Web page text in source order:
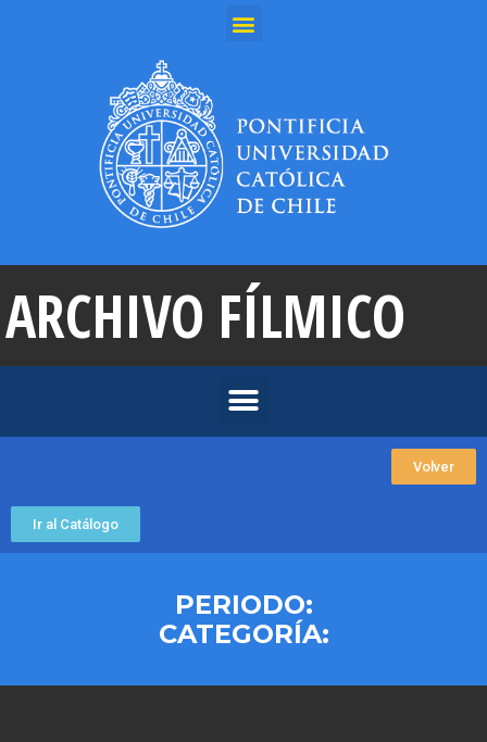
ARCHIVO FÍLMICO
Volver
Ir al Catálogo
PERIODO:
CATEGORÍA: